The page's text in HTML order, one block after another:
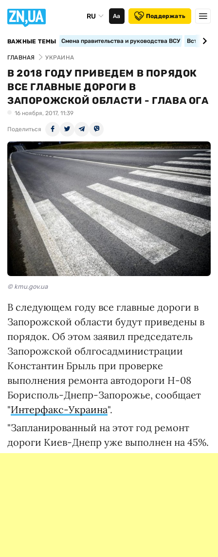
RU Аа Поддержать
ВАЖНЫЕ ТЕМЫ Смена правительства и руководства ВСУ
ГЛАВНАЯ УКРАИНА
В 2018 ГОДУ ПРИВЕДЕМ В ПОРЯДОК
ВСЕ ГЛАВНЫЕ ДОРОГИ В
ЗАПОРОЖСКОЙ ОБЛАСТИ - ГЛАВА ОГА
16 ноября, 2017, 11:39
Поделиться
© kmu.gov.ua
В следующем году все главные дороги в
Запорожской области будут приведены в
порядок. Об этом заявил председатель
Запорожской облгосадминистрации
Константин Брыль при проверке
выполнения ремонта автодороги Н-08
Борисполь-Днепр-Запорожье, сообщает
"Интерфакс-Украина".
"Запланированный на этот год ремонт
дороги Киев-Днепр уже выполнен на 45%.